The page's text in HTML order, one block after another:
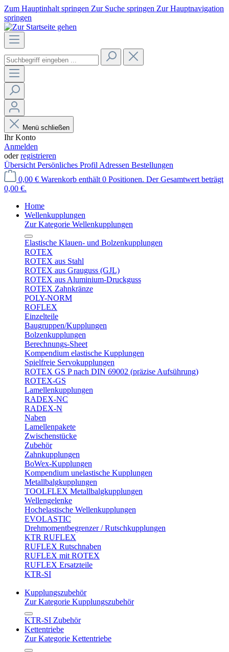
Zum Hauptinhalt springen Zur Suche springen Zur Hauptnavigation
springen
Menü schließen
Ihr Konto
Anmelden
oderregistrieren
Übersicht Persönliches Profil Adressen Bestellungen
0,00 € Warenkorb enthält 0 Positionen. Der Gesamtwert beträgt
0,00 €.
Home
Wellenkupplungen
Zur Kategorie Wellenkupplungen
Elastische Klauen- und Bolzenkupplungen
ROTEX
ROTEX aus Stahl
ROTEX aus Grauguss (GJL)
ROTEX aus Aluminium-Druckguss
ROTEX Zahnkränze
POLY-NORM
ROFLEX
Einzelteile
Baugruppen/Kupplungen
Bolzenkupplungen
Berechnungs-Sheet
Kompendium elastische Kupplungen
Spielfreie Servokupplungen
ROTEX GS P nach DIN 69002 (präzise Aufsührung)
ROTEX-GS
Lamellenkupplungen
RADEX-NC
RADEX-N
Naben
Lamellenpakete
Zwischenstücke
Zubehör
Zahnkupplungen
BoWex-Kupplungen
Kompendium unelastische Kupplungen
Metallbalgkupplungen
TOOLFLEX Metallbalgkupplungen
Wellengelenke
Hochelastische Wellenkupplungen
EVOLASTIC
Drehmomentbegrenzer / Rutschkupplungen
KTR RUFLEX
RUFLEX Rutschnaben
RUFLEX mit ROTEX
RUFLEX Ersatzteile
KTR-SI
Kupplungszubehör
Zur Kategorie Kupplungszubehör
KTR-SI Zubehör
Kettentriebe
Zur Kategorie Kettentriebe